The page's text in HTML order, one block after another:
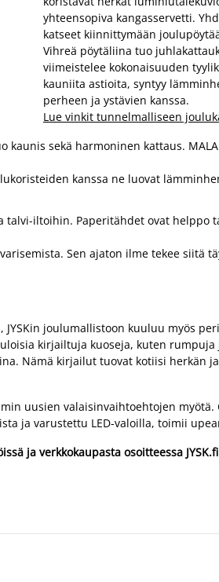
yhteensopiva kangasservetti.
katseet kiinnittymään
Vihreä pöytäliina tuo
viimeistelee kokonaisuuden
kauniita astioita, syntyy
perheen ja ystävien kanssa.
Lue vinkit tunnelmalliseen
kaunis sekä harmoninen kattaus.
kanssa ne luovat
iltoihin. Paperitähdet ovat
Sen ajaton ilme tekee siitä
joulumallistoon kuuluu myös
kirjailtuja kuoseja, kuten
Nämä kirjailut tuovat kotiisi
uusien valaisinvaihtoehtojen myötä.
ja varustettu LED-valoilla, toimii
ja verkkokaupasta osoitteessa